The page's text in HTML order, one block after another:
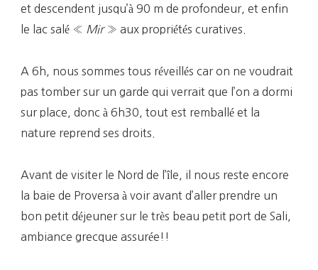
et descendent jusqu’à 90 m de profondeur, et enfin
le lac salé « Mir» aux propriétés curatives.
A 6h, nous sommes tous réveillés car on ne voudrait
pas tomber sur un garde qui verrait que l’on a dormi
sur place, donc à 6h30, tout est remballé et la
nature reprend ses droits.
Avant de visiter le Nord de l’île, il nous reste encore
la baie de Proversa à voir avant d’aller prendre un
bon petit déjeuner sur le très beau petit port de Sali,
ambiance grecque assurée!!